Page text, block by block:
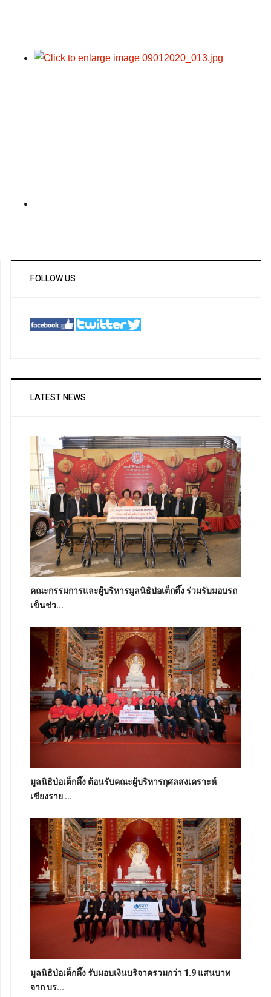
FOLLOW US
LATEST NEWS
คณะกรรมการและผู้บริหารมูลนิธิป่อเต็กตึ๊ง ร่วมรับมอบรถ
เข็นช่ว...
มูลนิธิป่อเต็กตึ๊ง ต้อนรับคณะผู้บริหารกุศลสงเคราะห์
เชียงราย ...
มูลนิธิป่อเต็กตึ๊ง รับมอบเงินบริจาครวมกว่า 1.9 แสนบาท
จาก บร...